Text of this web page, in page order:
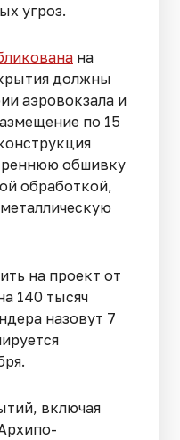
угроз.
на
должны
аэровокзала и
по 15
обшивку
обработкой,
на проект от
140 тысяч
назовут 7
включая